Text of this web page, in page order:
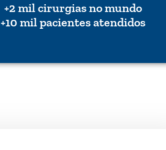
+2 mil cirurgias no mundo
+10 mil pacientes atendidos